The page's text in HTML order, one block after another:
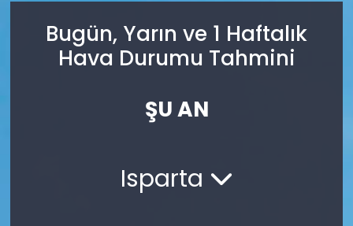
Bugün, Yarın ve 1 Haftalık
Hava Durumu Tahmini
ŞU AN
Isparta
Son Dakika Haberleri